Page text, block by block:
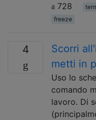
728
freeze
4
Scorri
metti in
Uso lo
comando
lavoro. Di